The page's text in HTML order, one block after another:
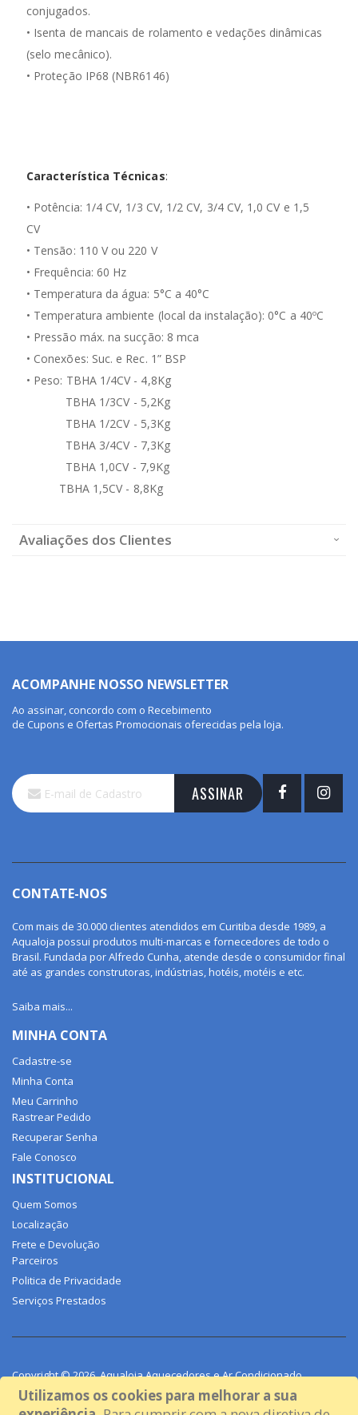
Utilizamos os cookies para melhorar a sua
conjugados.
• Isenta de mancais de rolamento e vedações dinâmicas
(selo mecânico).
• Proteção IP68 (NBR6146)
Característica Técnicas:
• Potência: 1/4 CV, 1/3 CV, 1/2 CV, 3/4 CV, 1,0 CV e 1,5
CV
• Tensão: 110 V ou 220 V
• Frequência: 60 Hz
• Temperatura da água: 5°C a 40°C
• Temperatura ambiente (local da instalação): 0°C a 40ºC
• Pressão máx. na sucção: 8 mca
• Conexões: Suc. e Rec. 1” BSP
• Peso: TBHA 1/4CV - 4,8Kg
TBHA 1/3CV - 5,2Kg
TBHA 1/2CV - 5,3Kg
TBHA 3/4CV - 7,3Kg
TBHA 1,0CV - 7,9Kg
TBHA 1,5CV - 8,8Kg
Avaliações dos Clientes
ACOMPANHE NOSSO NEWSLETTER
Ao assinar, concordo com o Recebimento
de Cupons e Ofertas Promocionais oferecidas pela loja.
Inscreva-
se
na
ASSINAR
CONTATE-NOS
Com mais de 30.000 clientes atendidos em Curitiba desde 1989, a
Aqualoja possui produtos multi-marcas e fornecedores de todo o
Brasil. Fundada por Alfredo Cunha, atende desde o consumidor final
até as grandes construtoras, indústrias, hotéis, motéis e etc.
Saiba mais...
MINHA CONTA
Cadastre-se
Minha Conta
Meu Carrinho
Rastrear Pedido
Recuperar Senha
Fale Conosco
INSTITUCIONAL
Quem Somos
Localização
Frete e Devolução
Parceiros
Politica de Privacidade
Serviços Prestados
Copyright © 2026. Aqualoja Aquecedores e Ar Condicionado.
Todos os direitos reservados.